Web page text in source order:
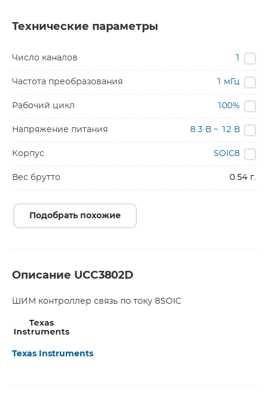
Технические параметры
Число каналов
Частота преобразования 1 мГц
Рабочий цикл 100%
Напряжение питания 8.3 В ~ 12 В
Корпус SOIC8
Вес брутто 0.54 г.
Подобрать похожие
Описание UCC3802D
ШИМ контроллер связь по току 8SOIC
Texas Instruments